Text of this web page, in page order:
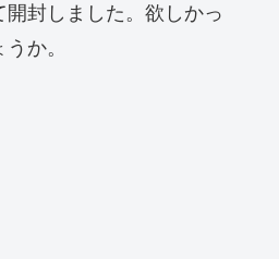
封しました。欲しかっ
か。